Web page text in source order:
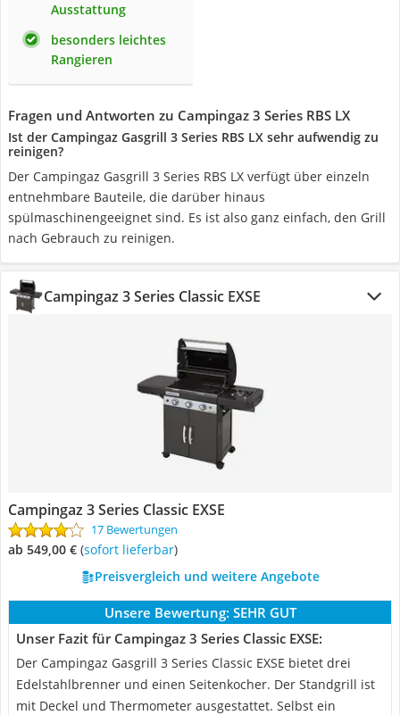
Ausstattung
besonders leichtes
Rangieren
Fragen und Antworten zu Campingaz 3 Series RBS LX
Ist der Campingaz Gasgrill 3 Series RBS LX sehr aufwendig zu
reinigen?
Der Campingaz Gasgrill 3 Series RBS LX verfügt über einzeln
entnehmbare Bauteile, die darüber hinaus
spülmaschinengeeignet sind. Es ist also ganz einfach, den Grill
nach Gebrauch zu reinigen.
Campingaz 3 Series Classic EXSE
Campingaz 3 Series Classic EXSE
17 Bewertungen
ab 549,00 € ( Sofort lieferbar)
Preisvergleich und weitere Angebote
Unsere Bewertung: SEHR GUT
Unser Fazit für Campingaz 3 Series Classic EXSE:
Der Campingaz Gasgrill 3 Series Classic EXSE bietet drei
Edelstahlbrenner und einen Seitenkocher. Der Standgrill ist
mit Deckel und Thermometer ausgestattet. Selbst ein